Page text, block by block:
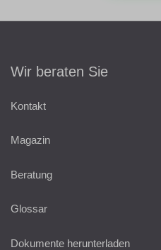
Wir beraten Sie
Kontakt
Magazin
Beratung
Glossar
Dokumente herunterladen